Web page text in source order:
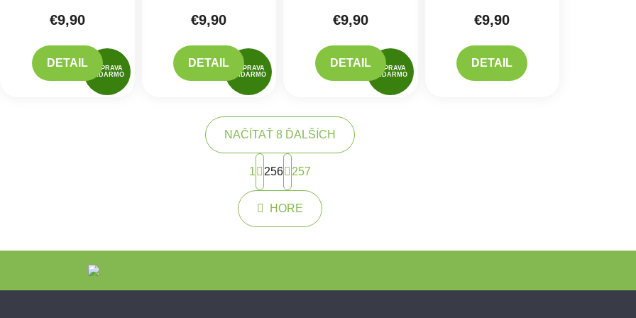
DOPRAVA
ZADARMO
€9,90
DETAIL
DOPRAVA
ZADARMO
€9,90
DETAIL
DOPRAVA
ZADARMO
€9,90
DETAIL
€9,90
DETAIL
Ovládacie prvky výpisu
NAČÍTAŤ 8 ĎALŠÍCH
Stránkovanie
1 256 257
HORE